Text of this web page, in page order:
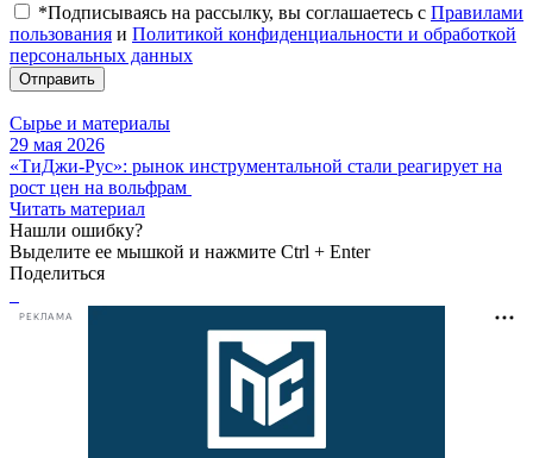
*Подписываясь на рассылку, вы соглашаетесь с Правилами
пользования и Политикой конфиденциальности и обработкой
персональных данных
Отправить
Сырье и материалы
29 мая 2026
«ТиДжи-Рус»: рынок инструментальной стали реагирует на
рост цен на вольфрам
Читать материал
Нашли ошибку?
Выделите ее мышкой и нажмите Ctrl + Enter
Поделиться
РЕКЛАМА